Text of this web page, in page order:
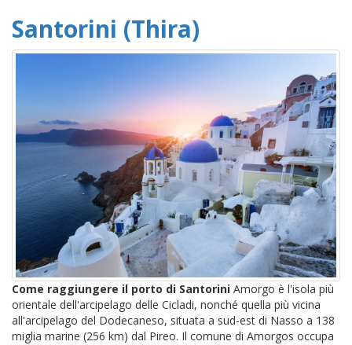
Santorini (Thira)
Come raggiungere il porto di Santorini Amorgo è l'isola più
orientale dell'arcipelago delle Cicladi, nonché quella più vicina
all'arcipelago del Dodecaneso, situata a sud-est di Nasso a 138
miglia marine (256 km) dal Pireo. Il comune di Amorgos occupa